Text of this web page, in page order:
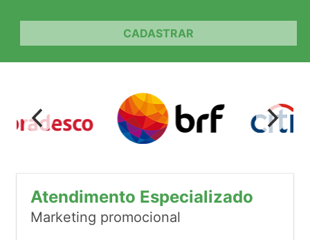
CADASTRAR
Atendimento Especializado
Marketing promocional